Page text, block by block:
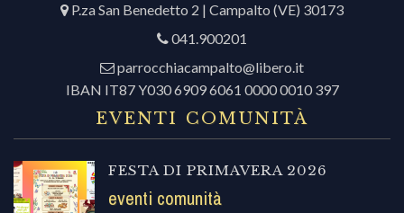
P.za San Benedetto 2 | Campalto (VE) 30173
041.900201
parrocchiacampalto@libero.it
IBAN IT87 Y030 6909 6061 0000 0010 397
EVENTI COMUNITÀ
FESTA DI PRIMAVERA 2026
eventi comunità